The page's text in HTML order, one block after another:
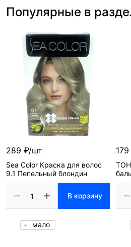
Популярные в
289 ₽/шт
Sea Color Краска для волос
9.1 Пепельный блондин
В корзину
мало